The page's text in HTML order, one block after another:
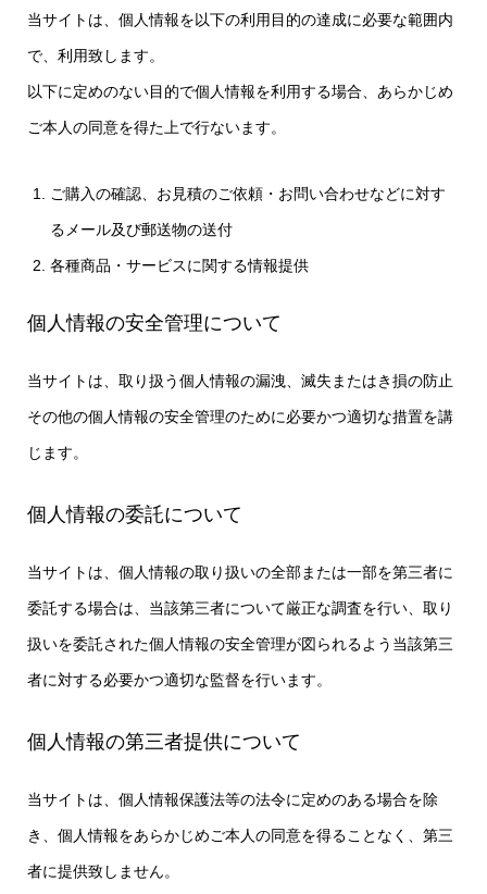
当サイトは、個人情報を以下の利用目的の達成に必要な範囲内
で、利用致します。
以下に定めのない目的で個人情報を利用する場合、あらかじめ
ご本人の同意を得た上で行ないます。
ご購入の確認、お見積のご依頼・お問い合わせなどに対す
るメール及び郵送物の送付
各種商品・サービスに関する情報提供
個人情報の安全管理について
当サイトは、取り扱う個人情報の漏洩、滅失またはき損の防止
その他の個人情報の安全管理のために必要かつ適切な措置を講
じます。
個人情報の委託について
当サイトは、個人情報の取り扱いの全部または一部を第三者に
委託する場合は、当該第三者について厳正な調査を行い、取り
扱いを委託された個人情報の安全管理が図られるよう当該第三
者に対する必要かつ適切な監督を行います。
個人情報の第三者提供について
当サイトは、個人情報保護法等の法令に定めのある場合を除
き、個人情報をあらかじめご本人の同意を得ることなく、第三
者に提供致しません。